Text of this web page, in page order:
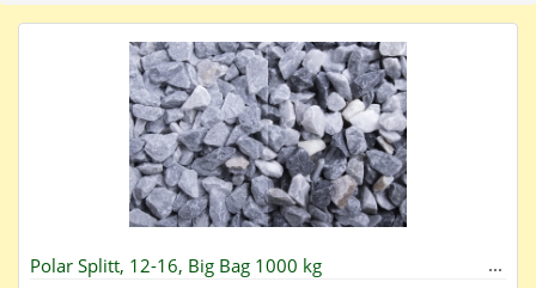
Polar Splitt, 12-16, Big Bag 1000 kg